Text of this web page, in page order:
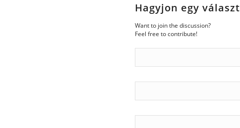
Hagyjon egy választ
Want to join the discussion?
Feel free to contribute!